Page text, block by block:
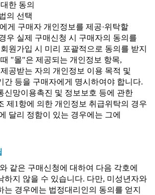
한 동의
의 선택
게 구매자 개인정보를 제공·위탁할
우 실제 구매신청 시 구매자의 동의를
원가입 시 미리 포괄적으로 동의를 받지
"몰"은 제공되는 개인정보 항목,
공받는 자의 개인정보 이용 목적 및
간 등을 구매자에게 명시하여야 합니다.
신망이용촉진 및 정보보호 등에 관한
제1항에 의한 개인정보 취급위탁의 경우
달리 정함이 있는 경우에는 그에
같은 구매신청에 대하여 다음 각호에
하지 않을 수 있습니다. 다만, 미성년자와
는 경우에는 법정대리인의 동의를 얻지